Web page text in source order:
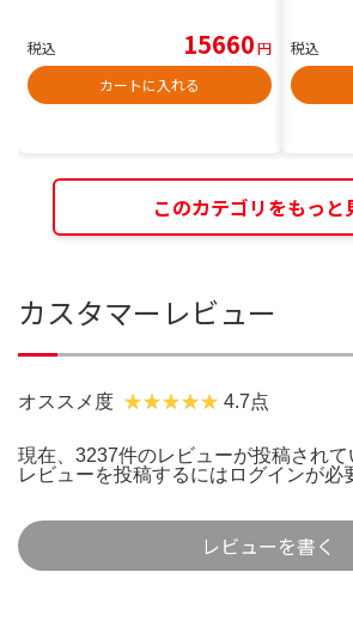
税込 15660円
カートに入れる
税込
このカテゴリをもっと
カスタマーレビュー
オススメ度 4.7点
現在、3237件のレビューが投稿されて
レビューを投稿するには ログインが必
レビューを書く